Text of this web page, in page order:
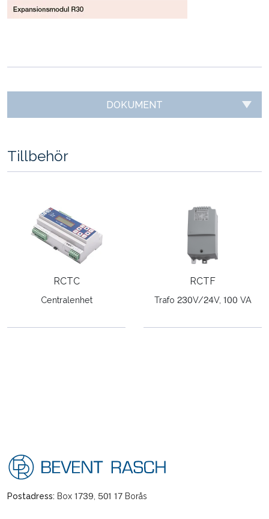
DOKUMENT
Tillbehör
RCTC
Centralenhet
RCTF
Trafo 230V/24V, 100 VA
Postadress: Box 1739, 501 17 Borås